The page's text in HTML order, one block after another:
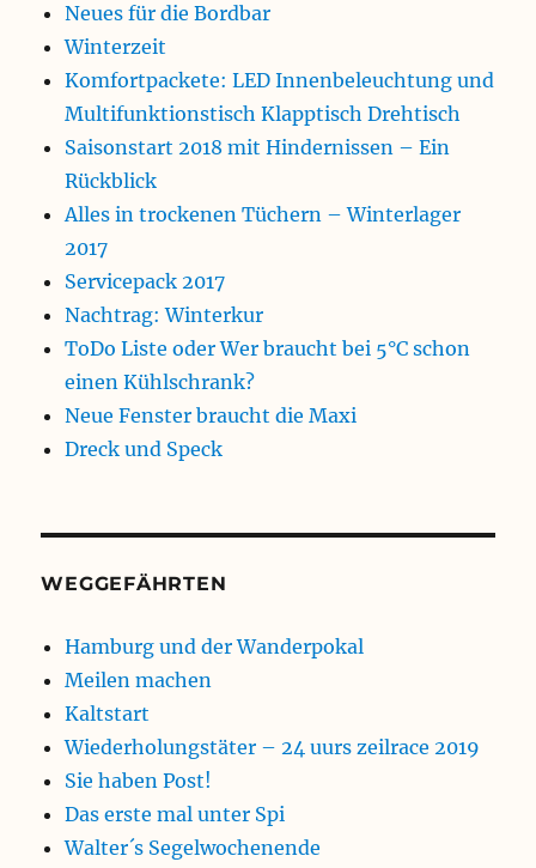
Neues für die Bordbar
Winterzeit
Komfortpackete: LED Innenbeleuchtung und
Multifunktionstisch Klapptisch Drehtisch
Saisonstart 2018 mit Hindernissen – Ein
Rückblick
Alles in trockenen Tüchern – Winterlager
2017
Servicepack 2017
Nachtrag: Winterkur
ToDo Liste oder Wer braucht bei 5°C schon
einen Kühlschrank?
Neue Fenster braucht die Maxi
Dreck und Speck
WEGGEFÄHRTEN
Hamburg und der Wanderpokal
Meilen machen
Kaltstart
Wiederholungstäter – 24 uurs zeilrace 2019
Sie haben Post!
Das erste mal unter Spi
Walter´s Segelwochenende